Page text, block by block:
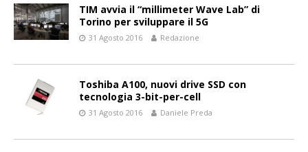
TIM avvia il “millimeter Wave Lab” di
Torino per sviluppare il 5G
31 Agosto 2016 Redazione
Toshiba A100, nuovi drive SSD con
tecnologia 3-bit-per-cell
31 Agosto 2016 Daniele Preda